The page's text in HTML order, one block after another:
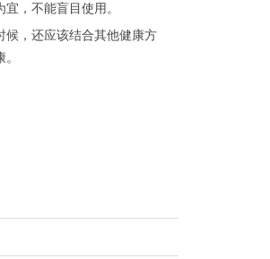
，不能盲目使用。
候，还应该结合其他健康方